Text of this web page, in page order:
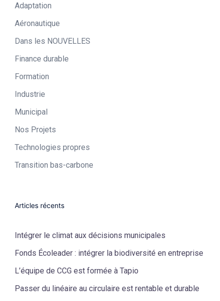
Adaptation
Aéronautique​
Dans les NOUVELLES
Finance durable
Formation
Industrie​
Municipal​
Nos Projets
Technologies propres​
Transition bas-carbone
Articles récents
Intégrer le climat aux décisions municipales
Fonds Écoleader : intégrer la biodiversité en entreprise
L’équipe de CCG est formée à Tapio
Passer du linéaire au circulaire est rentable et durable